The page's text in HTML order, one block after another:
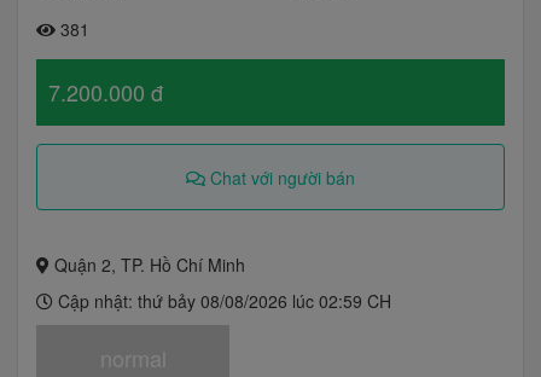
381
7.200.000 đ
Chat với người bán
Quận 2, TP. Hồ Chí Minh
Cập nhật: thứ bảy 08/08/2026 lúc 02:59 CH
normal